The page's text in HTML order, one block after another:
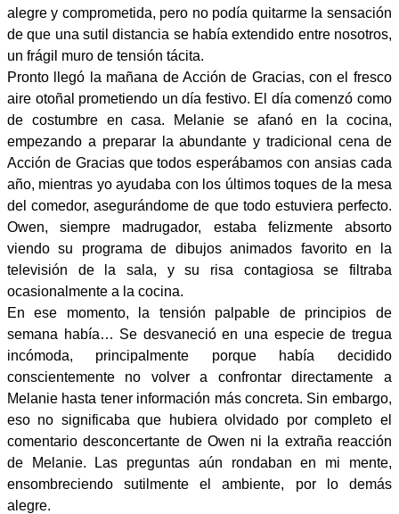
alegre y comprometida, pero no podía quitarme la sensación
de que una sutil distancia se había extendido entre nosotros,
un frágil muro de tensión tácita.
Pronto llegó la mañana de Acción de Gracias, con el fresco
aire otoñal prometiendo un día festivo. El día comenzó como
de costumbre en casa. Melanie se afanó en la cocina,
empezando a preparar la abundante y tradicional cena de
Acción de Gracias que todos esperábamos con ansias cada
año, mientras yo ayudaba con los últimos toques de la mesa
del comedor, asegurándome de que todo estuviera perfecto.
Owen, siempre madrugador, estaba felizmente absorto
viendo su programa de dibujos animados favorito en la
televisión de la sala, y su risa contagiosa se filtraba
ocasionalmente a la cocina.
En ese momento, la tensión palpable de principios de
semana había… Se desvaneció en una especie de tregua
incómoda, principalmente porque había decidido
conscientemente no volver a confrontar directamente a
Melanie hasta tener información más concreta. Sin embargo,
eso no significaba que hubiera olvidado por completo el
comentario desconcertante de Owen ni la extraña reacción
de Melanie. Las preguntas aún rondaban en mi mente,
ensombreciendo sutilmente el ambiente, por lo demás
alegre.